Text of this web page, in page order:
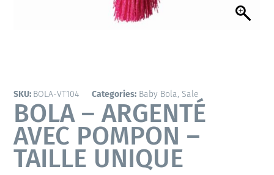
SKU: BOLA-VT104 Categories: Baby Bola,Sale
BOLA – ARGENTÉ
AVEC POMPON –
TAILLE UNIQUE